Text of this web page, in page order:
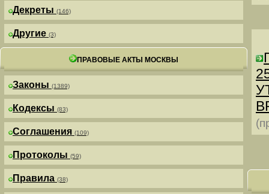
Декреты (146)
Другие (3)
ПРАВОВЫЕ АКТЫ МОСКВЫ
Законы (1389)
Кодексы (83)
Соглашения (109)
Протоколы (59)
Правила (38)